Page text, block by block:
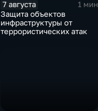
7 августа
1 мин
Защита объектов
инфраструктуры от
террористических атак